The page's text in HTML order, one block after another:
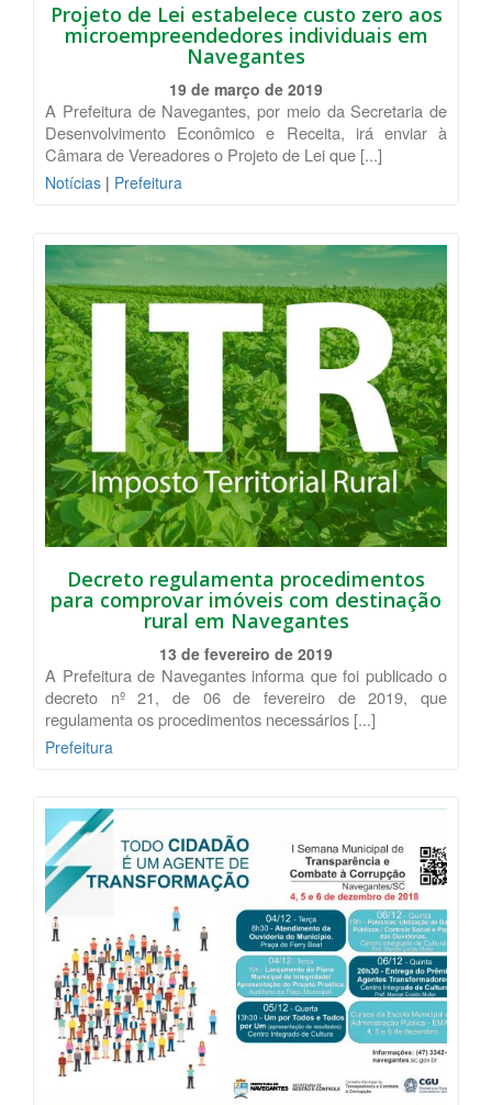
Projeto de Lei estabelece custo zero aos
microempreendedores individuais em
Navegantes
19 de março de 2019
A Prefeitura de Navegantes, por meio da Secretaria de
Desenvolvimento Econômico e Receita, irá enviar à
Câmara de Vereadores o Projeto de Lei que [...]
Notícias | Prefeitura
Decreto regulamenta procedimentos
para comprovar imóveis com destinação
rural em Navegantes
13 de fevereiro de 2019
A Prefeitura de Navegantes informa que foi publicado o
decreto nº 21, de 06 de fevereiro de 2019, que
regulamenta os procedimentos necessários [...]
Prefeitura